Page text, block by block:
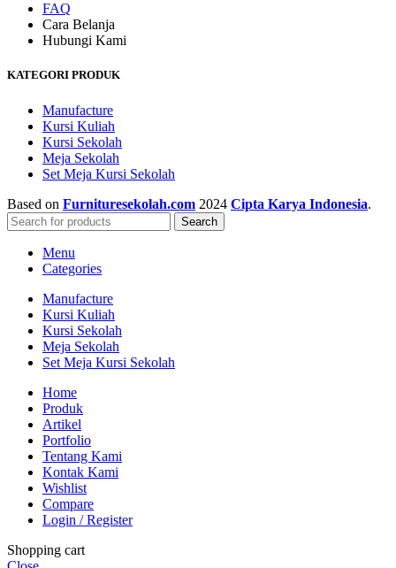
FAQ
Cara Belanja
Hubungi Kami
KATEGORI PRODUK
Manufacture
Kursi Kuliah
Kursi Sekolah
Meja Sekolah
Set Meja Kursi Sekolah
Based on Furnituresekolah.com 2024 Cipta Karya Indonesia.
Search
Menu
Categories
Manufacture
Kursi Kuliah
Kursi Sekolah
Meja Sekolah
Set Meja Kursi Sekolah
Home
Produk
Artikel
Portfolio
Tentang Kami
Kontak Kami
Wishlist
Compare
Login / Register
Shopping cart